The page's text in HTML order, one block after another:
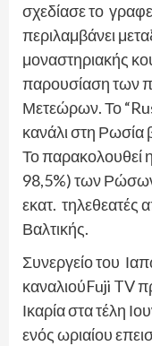
σχεδίασε το
περιλαμβάνει
μοναστηριακής
παρουσίαση των
Μετεώρων. Το
κανάλι στη Ρωσία
Το παρακολουθεί
98,5%) των
εκατ. τηλεθεατές
Βαλτικής.
Συνεργείο του
καναλιούFuji TV
Ικαρία στα τέλη
ενός ωριαίου